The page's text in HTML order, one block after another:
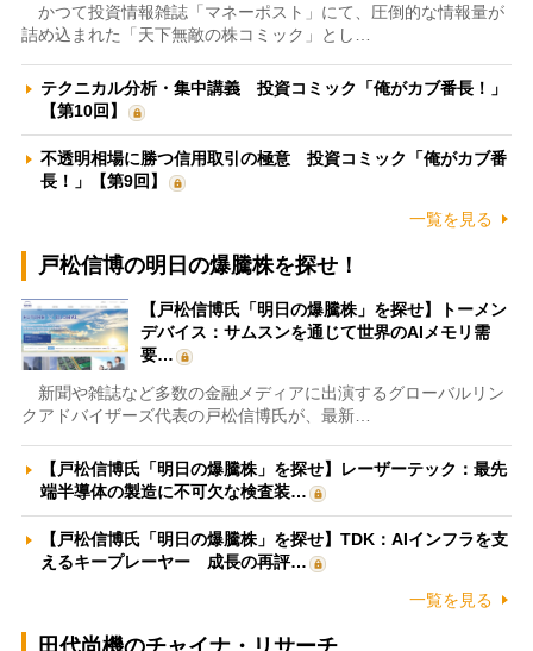
かつて投資情報雑誌「マネーポスト」にて、圧倒的な情報量が
詰め込まれた「天下無敵の株コミック」とし…
テクニカル分析・集中講義 投資コミック「俺がカブ番長！」
【第10回】
不透明相場に勝つ信用取引の極意 投資コミック「俺がカブ番
長！」【第9回】
一覧を見る
戸松信博の明日の爆騰株を探せ！
【戸松信博氏「明日の爆騰株」を探せ】トーメン
デバイス：サムスンを通じて世界のAIメモリ需
要…
新聞や雑誌など多数の金融メディアに出演するグローバルリン
クアドバイザーズ代表の戸松信博氏が、最新…
【戸松信博氏「明日の爆騰株」を探せ】レーザーテック：最先
端半導体の製造に不可欠な検査装…
【戸松信博氏「明日の爆騰株」を探せ】TDK：AIインフラを支
えるキープレーヤー 成長の再評…
一覧を見る
田代尚機のチャイナ・リサーチ